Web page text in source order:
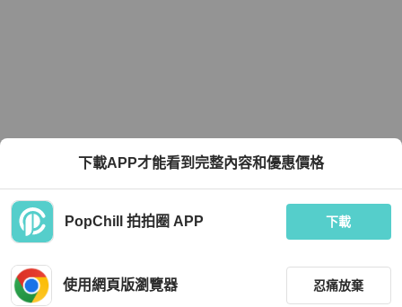
下載APP才能看到完整內容和優惠價格
PopChill 拍拍圈 APP 下載
使用網頁版瀏覽器 忍痛放棄